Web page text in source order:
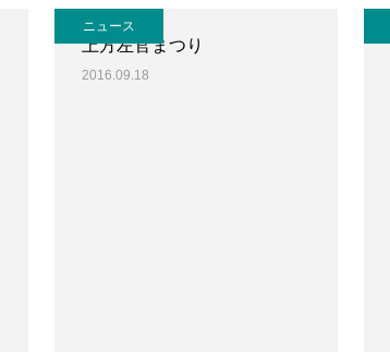
ニュース
上方左官まつり
2016.09.18